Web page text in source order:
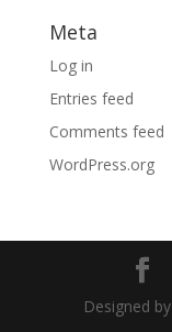
Meta
Log in
Entries feed
Comments feed
WordPress.org
Designed by